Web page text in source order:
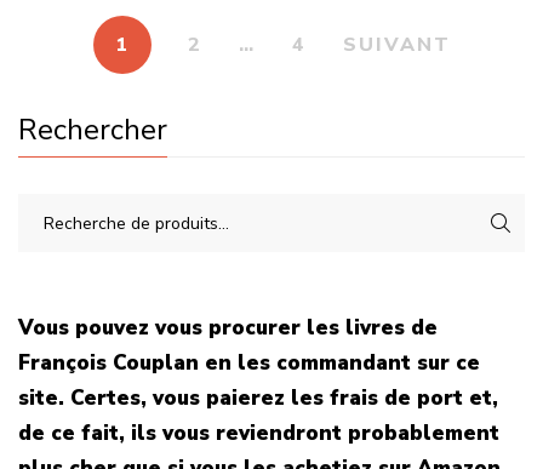
1 2 … 4 SUIVANT
Rechercher
Vous pouvez vous procurer les livres de
François Couplan en les commandant sur ce
site. Certes, vous paierez les frais de port et,
de ce fait, ils vous reviendront probablement